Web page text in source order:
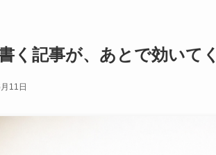
く記事が、あとで効いて
11日